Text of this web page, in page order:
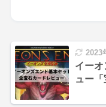
2023
イー
ュー「